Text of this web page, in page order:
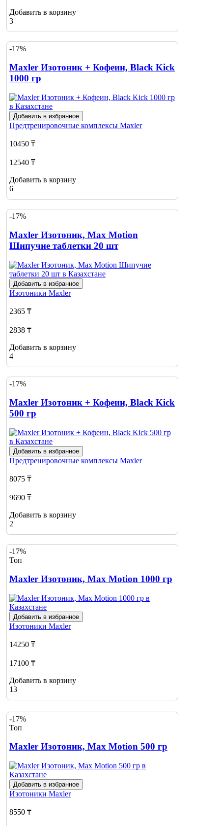
Добавить в корзину
3
-17%
Maxler Изотоник + Кофеин, Black Kick
1000 гр
Добавить в избранное
Предтренировочные комплексы Maxler
10450 ₸
12540 ₸
Добавить в корзину
6
-17%
Maxler Изотоник, Max Motion
Шипучие таблетки 20 шт
Добавить в избранное
Изотоники Maxler
2365 ₸
2838 ₸
Добавить в корзину
4
-17%
Maxler Изотоник + Кофеин, Black Kick
500 гр
Добавить в избранное
Предтренировочные комплексы Maxler
8075 ₸
9690 ₸
Добавить в корзину
2
-17%
Топ
Maxler Изотоник, Max Motion 1000 гр
Добавить в избранное
Изотоники Maxler
14250 ₸
17100 ₸
Добавить в корзину
13
-17%
Топ
Maxler Изотоник, Max Motion 500 гр
Добавить в избранное
Изотоники Maxler
8550 ₸